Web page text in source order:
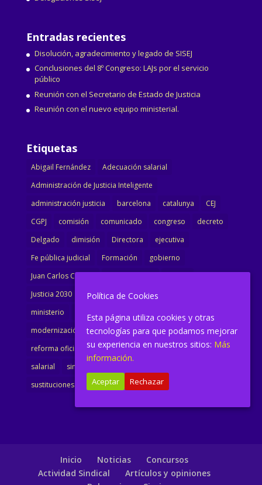
Entradas recientes
Disolución, agradecimiento y legado de SISEJ
Conclusiones del 8º Congreso: LAJs por el servicio
público
Reunión con el Secretario de Estado de Justicia
Reunión con el nuevo equipo ministerial.
Etiquetas
Abigail Fernández
Adecuación salarial
Administración de Justicia Inteligente
administración justicia
barcelona catalunya
CEJ
CGPJ
comisión comunicado congreso
decreto
Delgado
dimisión Directora
ejecutiva
Fe pública judicial
Formación
gobierno
Juan Carlos Campo
Justicia 2030
LAJ letrados
Marta Urbano
ministerio
Ministra Justicia
Ministro de Justicia
modernización
noticias Portavoz
reforma
reforma oficina
renovación retribuciones
reunión
salarial
sindicalismo
sustituciones
Textualización Transcripciones
Inicio Noticias
Concursos
Actividad Sindical
Artículos y opiniones
Política de Cookies
Esta página utiliza cookies y otras
tecnologías para que podamos mejorar
su experiencia en nuestros sitios: Más
información.
Aceptar Rechazar